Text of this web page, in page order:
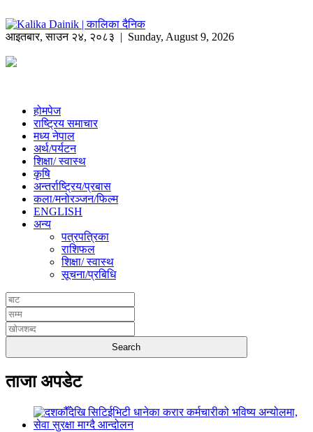
आइतबार,साउन २४, २०८३ | Sunday, August 9, 2026
होमपेज
राष्ट्रिय समाचार
मध्य नेपाल
अर्थ/पर्यटन
शिक्षा/ स्वास्थ
कृषि
अन्तर्राष्ट्रिय/प्रबास
कला/मनोरञ्जन/फिल्म
ENGLISH
अन्य
पत्रपत्रिका
राशिफल
शिक्षा/ स्वास्थ
सूचना/प्रबिधि
ताजा अपडेट